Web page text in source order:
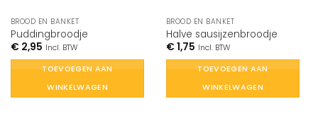
BROOD EN BANKET
Puddingbroodje
€2,95 Incl. BTW
TOEVOEGEN AAN
WINKELWAGEN
BROOD EN BANKET
Halve sausijzenbroodje
€1,75 Incl. BTW
TOEVOEGEN AAN
WINKELWAGEN